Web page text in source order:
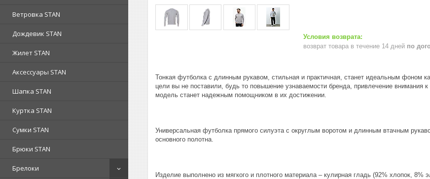
Ветровка STAN
Дождевик STAN
Жилет STAN
Аксессуары STAN
Шапка STAN
Куртка STAN
Сумки STAN
Брюки STAN
Брелоки
возврат товара в течение 14 дней по
Тонкая футболка с длинным рукавом, стильная и практичная, станет идеальным фоном
цели вы не поставили, будь то повышение узнаваемости бренда, привлечение
модель станет надежным помощником в их достижении.
Универсальная футболка прямого силуэта с округлым воротом и длинным втачным
основного полотна.
Изделие выполнено из мягкого и плотного материала – кулирная гладь (92% хлопок, 8%